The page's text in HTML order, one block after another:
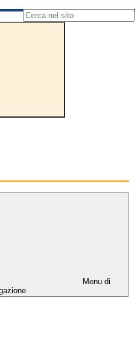
sito
Menu di